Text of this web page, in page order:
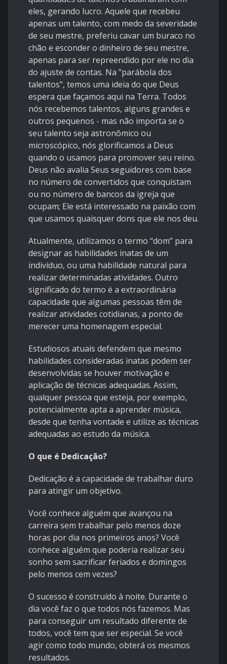
eles, gerando lucro. Aquele que recebeu
apenas um talento, com medo da severidade
de seu mestre, preferiu cavar um buraco no
chão e esconder o dinheiro de seu mestre,
apenas para ser repreendido por ele no dia
do ajuste de contas. Na "parábola dos
talentos", temos uma ideia do que Deus
espera que façamos aqui na Terra. Todos
nós recebemos talentos, alguns grandes e
outros pequenos - mas não importa se o
seu talento seja astronômico ou
microscópico, nós glorificamos a Deus
quando o usamos para promover seu reino.
Deus não avalia Seus seguidores com base
no número de convertidos que conquistam
ou no número de bancos da igreja que
ocupam; Ele está interessado na paixão com
que usamos quaisquer dons que ele nos deu.
Atualmente, utilizamos o termo “dom” para
designar as habilidades inatas de um
indivíduo, ou uma habilidade natural para
realizar determinadas atividades. Outro
significado do termo é a extraordinária
capacidade que algumas pessoas têm de
realizar atividades cotidianas, a ponto de
merecer uma homenagem especial.
Estudiosos atuais defendem que mesmo
habilidades consideradas inatas podem ser
desenvolvidas se houver motivação e
aplicação de técnicas adequadas. Assim,
qualquer pessoa que esteja, por exemplo,
potencialmente apta a aprender música,
desde que tenha vontade e utilize as técnicas
adequadas ao estudo da música.
O que é Dedicação?
Dedicação é a capacidade de trabalhar duro
para atingir um objetivo.
Você conhece alguém que avançou na
carreira sem trabalhar pelo menos doze
horas por dia nos primeiros anos? Você
conhece alguém que poderia realizar seu
sonho sem sacrificar feriados e domingos
pelo menos cem vezes?
O sucesso é construído à noite. Durante o
dia você faz o que todos nós fazemos. Mas
para conseguir um resultado diferente de
todos, você tem que ser especial. Se você
agir como todo mundo, obterá os mesmos
resultados.